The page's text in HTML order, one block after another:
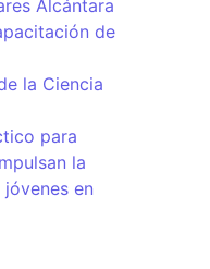
Alcántara
de
la Ciencia
para
la
en